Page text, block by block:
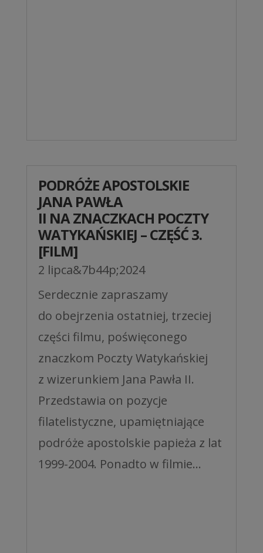
PODRÓŻE APOSTOLSKIE
JANA PAWŁA
II NA ZNACZKACH POCZTY
WATYKAŃSKIEJ – CZĘŚĆ 3.
[FILM]
2 lipca&7b44p;2024
Serdecznie zapraszamy
do obejrzenia ostatniej, trzeciej
części filmu, poświęconego
znaczkom Poczty Watykańskiej
z wizerunkiem Jana Pawła II.
Przedstawia on pozycje
filatelistyczne, upamiętniające
podróże apostolskie papieża z lat
1999-2004. Ponadto w filmie...